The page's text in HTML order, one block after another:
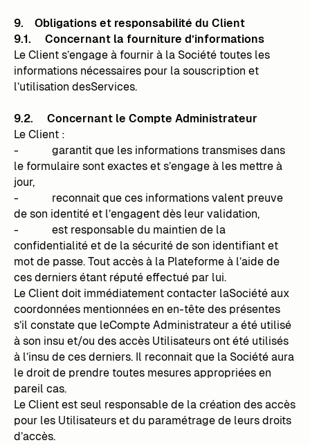
9. Obligations et responsabilité du Client
9.1. Concernant la fourniture d’informations
Le Client s’engage à fournir à la Société toutes les
informations nécessaires pour la souscription et
l’utilisation desServices.
9.2. Concernant le Compte Administrateur
Le Client :
- garantit que les informations transmises dans
le formulaire sont exactes et s’engage à les mettre à
jour,
- reconnait que ces informations valent preuve
de son identité et l’engagent dès leur validation,
- est responsable du maintien de la
confidentialité et de la sécurité de son identifiant et
mot de passe. Tout accès à la Plateforme à l’aide de
ces derniers étant réputé effectué par lui.
Le Client doit immédiatement contacter laSociété aux
coordonnées mentionnées en en-tête des présentes
s’il constate que leCompte Administrateur a été utilisé
à son insu et/ou des accès Utilisateurs ont été utilisés
à l’insu de ces derniers. Il reconnait que la Société aura
le droit de prendre toutes mesures appropriées en
pareil cas.
Le Client est seul responsable de la création des accès
pour les Utilisateurs et du paramétrage de leurs droits
d’accès.